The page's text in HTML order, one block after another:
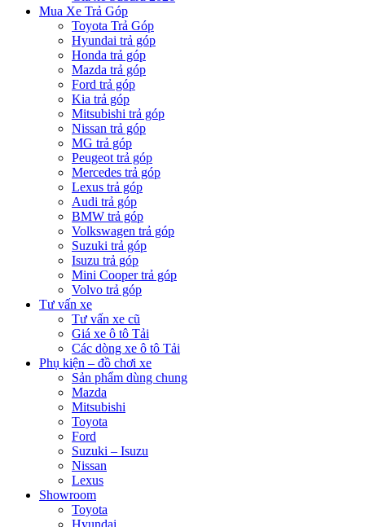
Mua Xe Trả Góp
Toyota Trả Góp
Hyundai trả góp
Honda trả góp
Mazda trả góp
Ford trả góp
Kia trả góp
Mitsubishi trả góp
Nissan trả góp
MG trả góp
Peugeot trả góp
Mercedes trả góp
Lexus trả góp
Audi trả góp
BMW trả góp
Volkswagen trả góp
Suzuki trả góp
Isuzu trả góp
Mini Cooper trả góp
Volvo trả góp
Tư vấn xe
Tư vấn xe cũ
Giá xe ô tô Tải
Các dòng xe ô tô Tải
Phụ kiện – đồ chơi xe
Sản phẩm dùng chung
Mazda
Mitsubishi
Toyota
Ford
Suzuki – Isuzu
Nissan
Lexus
Showroom
Toyota
Hyundai